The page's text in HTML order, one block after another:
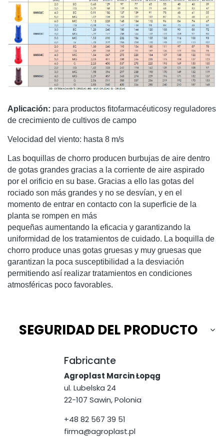
Aplicación: para productos fitofarmacéuticosy reguladores
de crecimiento de cultivos de campo
Velocidad del viento: hasta 8 m/s
Las boquillas de chorro producen burbujas de aire dentro
de gotas grandes gracias a la corriente de aire aspirado
por el orificio en su base. Gracias a ello las gotas del
rociado son más grandes y no se desvían, y en el
momento de entrar en contacto con la superficie de la
planta se rompen en más
pequeñas aumentando la eficacia y garantizando la
uniformidad de los tratamientos de cuidado. La boquilla de
chorro produce unas gotas gruesas y muy gruesas que
garantizan la poca susceptibilidad a la desviación
permitiendo así realizar tratamientos en condiciones
atmosféricas poco favorables.
SEGURIDAD DEL PRODUCTO
Fabricante
Agroplast Marcin Łopąg
ul. Lubelska 24
22-107 Sawin, Polonia
+48 82 567 39 51
firma@agroplast.pl